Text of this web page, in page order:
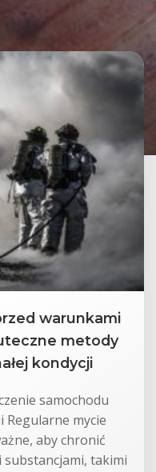
warunkami
metody
kondycji
samochodu
Regularne mycie
aby chronić
takimi